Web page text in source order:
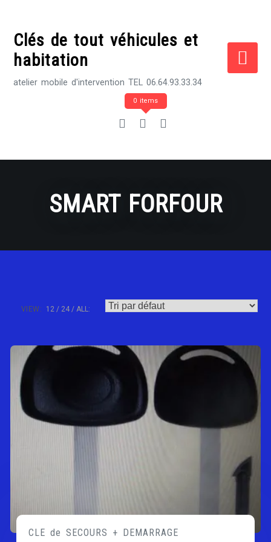
contentClés de tout véhicules et
habitation
atelier mobile d'intervention TEL 06.64.93.33.34
0 items
SMART FORFOUR
VIEW: 12 24 ALL:
CLE de SECOURS + DEMARRAGE